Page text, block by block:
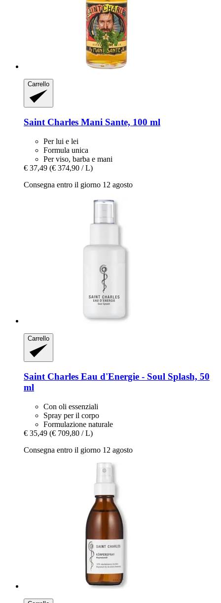
Carrello
Saint Charles Mani Sante, 100 ml
Per lui e lei
Formula unica
Per viso, barba e mani
€ 37,49 (€ 374,90 / L)
Consegna entro il giorno 12 agosto
Carrello
Saint Charles Eau d'Energie -​ Soul Splash, 50
ml
Con oli essenziali
Spray per il corpo
Formulazione naturale
€ 35,49 (€ 709,80 / L)
Consegna entro il giorno 12 agosto